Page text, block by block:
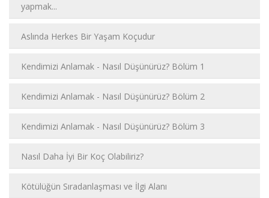
yapmak...
Aslında Herkes Bir Yaşam Koçudur
Kendimizi Anlamak - Nasıl Düşünürüz? Bölüm 1
Kendimizi Anlamak - Nasıl Düşünürüz? Bölüm 2
Kendimizi Anlamak - Nasıl Düşünürüz? Bölüm 3
Nasıl Daha İyi Bir Koç Olabiliriz?
Kötülüğün Sıradanlaşması ve İlgi Alanı